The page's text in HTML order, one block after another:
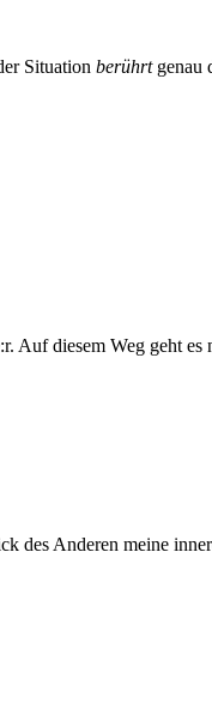
Situation berührtgenau
diesem Weg geht
des Anderen meine